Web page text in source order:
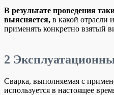
В результате проведения
выясняется, в какой отрасли
применять конкретно взятый
2
Сварка, выполняемая с
используется в настоящее